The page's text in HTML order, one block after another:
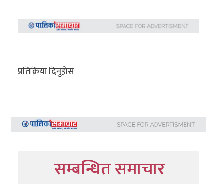
प्रतिक्रिया दिनुहोस !
सम्बन्धित समाचार